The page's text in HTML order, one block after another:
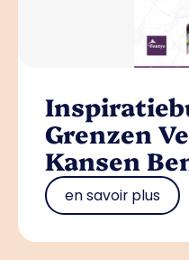
Grenzen
Kansen
en savoir plus